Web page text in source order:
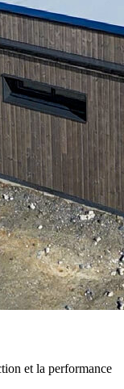
et la performance